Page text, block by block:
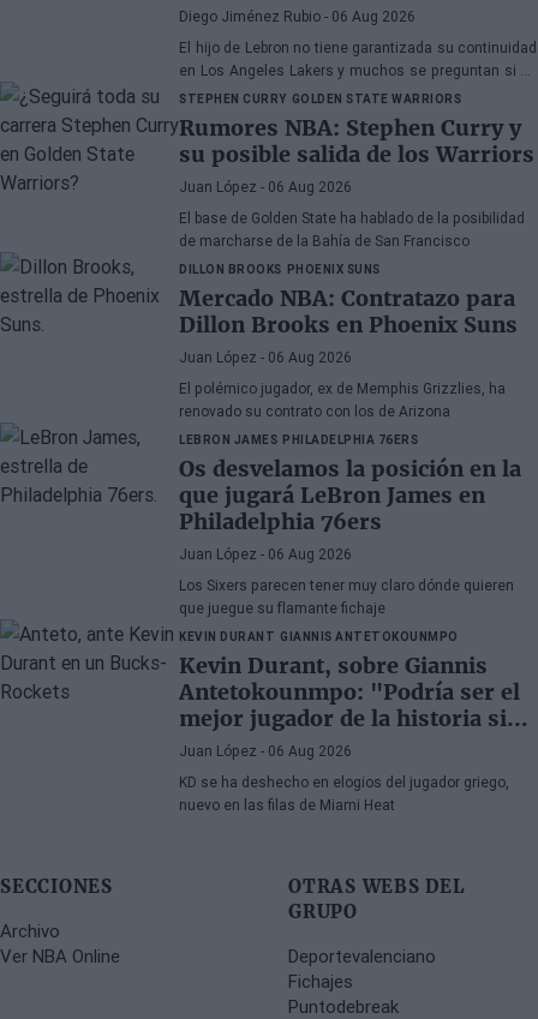
Diego Jiménez Rubio - 06 Aug 2026
El hijo de Lebron no tiene garantizada su continuidad
en Los Angeles Lakers y muchos se preguntan si ha
hecho méritos para seguir en la NBA.
STEPHEN CURRY GOLDEN STATE WARRIORS
Rumores NBA: Stephen Curry y
su posible salida de los Warriors
Juan López - 06 Aug 2026
El base de Golden State ha hablado de la posibilidad
de marcharse de la Bahía de San Francisco
DILLON BROOKS PHOENIX SUNS
Mercado NBA: Contratazo para
Dillon Brooks en Phoenix Suns
Juan López - 06 Aug 2026
El polémico jugador, ex de Memphis Grizzlies, ha
renovado su contrato con los de Arizona
LEBRON JAMES PHILADELPHIA 76ERS
Os desvelamos la posición en la
que jugará LeBron James en
Philadelphia 76ers
Juan López - 06 Aug 2026
Los Sixers parecen tener muy claro dónde quieren
que juegue su flamante fichaje
KEVIN DURANT GIANNIS ANTETOKOUNMPO
Kevin Durant, sobre Giannis
Antetokounmpo: "Podría ser el
mejor jugador de la historia si
quisiera"
Juan López - 06 Aug 2026
KD se ha deshecho en elogios del jugador griego,
nuevo en las filas de Miami Heat
SECCIONES
Archivo
Ver NBA Online
OTRAS WEBS DEL
GRUPO
Deportevalenciano
Fichajes
Puntodebreak